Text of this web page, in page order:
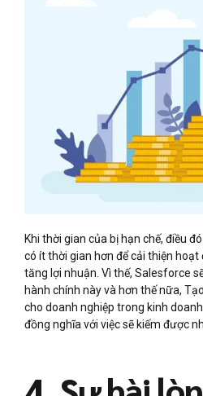
Khi thời gian của bị hạn chế, điều
có ít thời gian hơn để cải thiện hoạt
tăng lợi nhuận. Vì thế, Salesforce
hành chính này và hơn thế nữa,
cho doanh nghiệp trong kinh
đồng nghĩa với việc sẽ kiếm được